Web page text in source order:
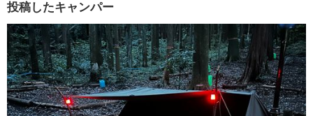
投稿したキャンパー